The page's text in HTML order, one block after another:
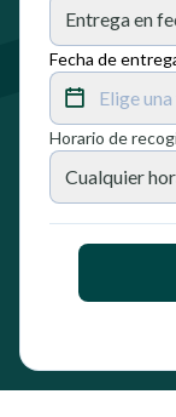
Entrega en
Fecha de
Elige
Horario de
Cualquier